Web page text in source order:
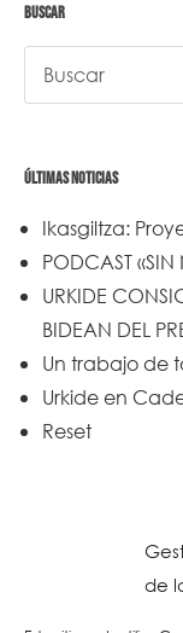
de
BUSCAR
ÚLTIMAS NOTICIAS
Ikasgiltza:
PODCAST
URKIDE
BIDEAN DEL
Un trabajo de
Urkide en
Reset